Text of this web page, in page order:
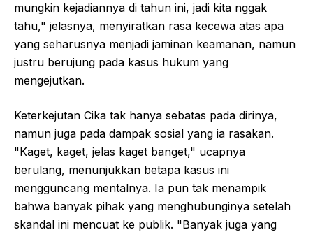
mungkin kejadiannya di tahun ini, jadi kita nggak
tahu," jelasnya, menyiratkan rasa kecewa atas apa
yang seharusnya menjadi jaminan keamanan, namun
justru berujung pada kasus hukum yang
mengejutkan.
Keterkejutan Cika tak hanya sebatas pada dirinya,
namun juga pada dampak sosial yang ia rasakan.
"Kaget, kaget, jelas kaget banget," ucapnya
berulang, menunjukkan betapa kasus ini
mengguncang mentalnya. Ia pun tak menampik
bahwa banyak pihak yang menghubunginya setelah
skandal ini mencuat ke publik. "Banyak juga yang